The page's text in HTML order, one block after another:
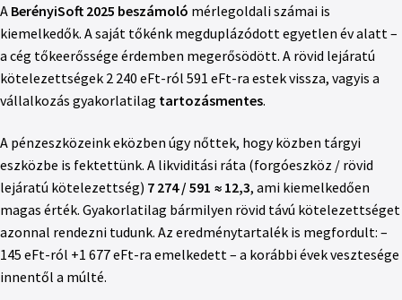
A BerényiSoft 2025 beszámoló mérlegoldali számai is
kiemelkedők. A saját tőkénk megduplázódott egyetlen év alatt –
a cég tőkeerőssége érdemben megerősödött. A rövid lejáratú
kötelezettségek 2 240 eFt-ról 591 eFt-ra estek vissza, vagyis a
vállalkozás gyakorlatilag tartozásmentes.
A pénzeszközeink eközben úgy nőttek, hogy közben tárgyi
eszközbe is fektettünk. A likviditási ráta (forgóeszköz / rövid
lejáratú kötelezettség) 7 274 / 591 ≈ 12,3, ami kiemelkedően
magas érték. Gyakorlatilag bármilyen rövid távú kötelezettséget
azonnal rendezni tudunk. Az eredménytartalék is megfordult: –
145 eFt-ról +1 677 eFt-ra emelkedett – a korábbi évek vesztesége
innentől a múlté.